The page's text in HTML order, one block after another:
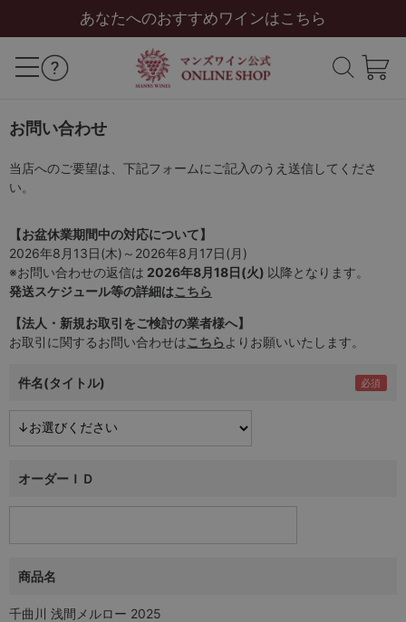
あなたへのおすすめワインはこちら
お問い合わせ
当店へのご要望は、下記フォームにご記入のうえ送信してくださ
い。
【お盆休業期間中の対応について】
2026年8月13日(木)～2026年8月17日(月)
※お問い合わせの返信は 2026年8月18日(火) 以降となります。
発送スケジュール等の詳細はこちら
【法人・新規お取引をご検討の業者様へ】
お取引に関するお問い合わせはこちらよりお願いいたします。
件名(タイトル)
オーダーＩＤ
商品名
千曲川 浅間メルロー 2025